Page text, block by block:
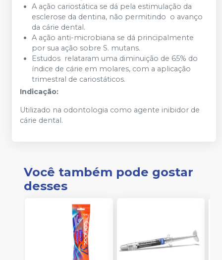
A ação cariostática se dá pela estimulação da
esclerose da dentina, não permitindo o avanço
da cárie dental.
A ação anti-microbiana se dá principalmente
por sua ação sobre S. mutans.
Estudos relataram uma diminuição de 65% do
índice de cárie em molares, com a aplicação
trimestral de cariostáticos.
Indicação:
Utilizado na odontologia como agente inibidor de
cárie dental.
Você também pode gostar
desses